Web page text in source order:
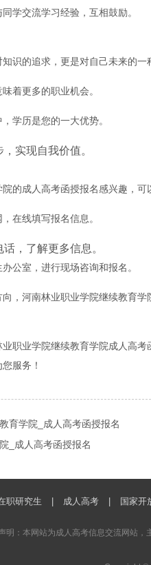
学交流学习经验，互相鼓励。
识的追求，更是对自己未来的一
着更多的职业机会。
学历是您的一大优势。
实现自我价值。
的成人高考函授报名感兴趣，可
在线填写报名信息。
，了解更多信息。
公室，进行现场咨询和报名。
，河南林业职业学院继续教育
职业学院继续教育学院成人高
服务！
育学院_成人高考函授报名
_成人高考函授报名
职研究生 成人高考 国家开
明：本网站为成人高考信息交流网站，